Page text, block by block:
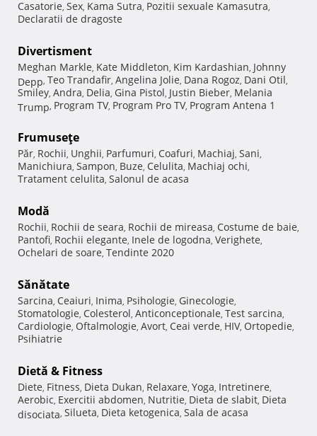
Casatorie, Sex, Kama Sutra, Pozitii sexuale Kamasutra,
Declaratii de dragoste
Divertisment
Meghan Markle, Kate Middleton, Kim Kardashian, Johnny
Depp, Teo Trandafir, Angelina Jolie, Dana Rogoz, Dani Otil,
Smiley, Andra, Delia, Gina Pistol, Justin Bieber, Melania
Trump, Program TV, Program Pro TV, Program Antena 1
Frumuseţe
Păr, Rochii, Unghii, Parfumuri, Coafuri, Machiaj, Sani,
Manichiura, Sampon, Buze, Celulita, Machiaj ochi,
Tratament celulita, Salonul de acasa
Modă
Rochii, Rochii de seara, Rochii de mireasa, Costume de baie,
Pantofi, Rochii elegante, Inele de logodna, Verighete,
Ochelari de soare, Tendinte 2020
Sănătate
Sarcina, Ceaiuri, Inima, Psihologie, Ginecologie,
Stomatologie, Colesterol, Anticonceptionale, Test sarcina,
Cardiologie, Oftalmologie, Avort, Ceai verde, HIV, Ortopedie,
Psihiatrie
Dietă & Fitness
Diete, Fitness, Dieta Dukan, Relaxare, Yoga, Intretinere,
Aerobic, Exercitii abdomen, Nutritie, Dieta de slabit, Dieta
disociata, Silueta, Dieta ketogenica, Sala de acasa